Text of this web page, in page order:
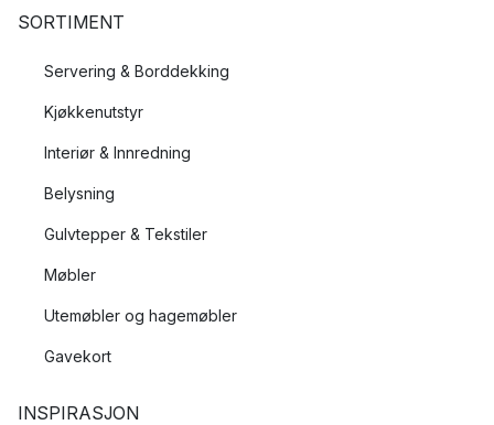
SORTIMENT
Servering & Borddekking
Kjøkkenutstyr
Interiør & Innredning
Belysning
Gulvtepper & Tekstiler
Møbler
Utemøbler og hagemøbler
Gavekort
INSPIRASJON